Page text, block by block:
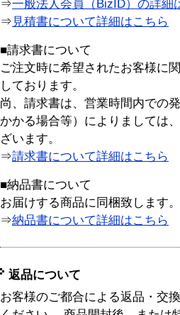
⇒一般法人会員（BizID）の詳細
⇒ 見積書について詳細はこちら
■請求書について
ご注文時に希望されたお客様に
しております。
尚、請求書は、営業時間内での
かかる場合等）によりましては
ざいます。
⇒請求書について詳細はこちら
■納品書について
お届けする商品に同梱致します。
⇒納品書について詳細はこちら
返品について
お客様のご都合による返品・交